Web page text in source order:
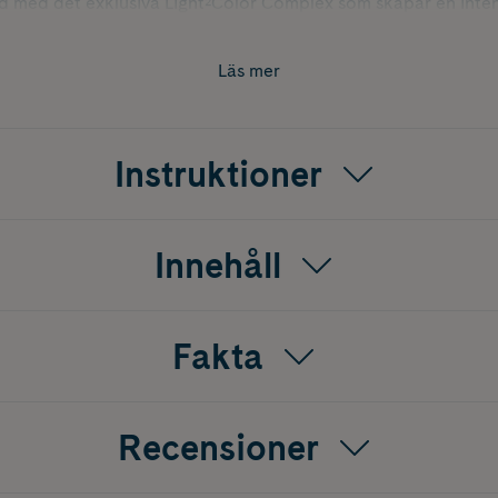
Brand USD-försäljning i 2022 Salon Hair Care Study för
Läs mer
Instruktioner
Innehåll
Fakta
Recensioner